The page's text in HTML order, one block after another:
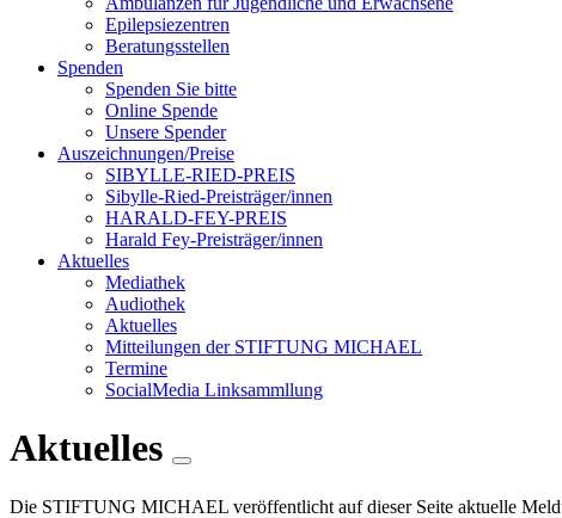
Epilepsiezentren
Beratungsstellen
Spenden
Spenden Sie bitte
Online Spende
Unsere Spender
Auszeichnungen/Preise
SIBYLLE-RIED-PREIS
Sibylle-Ried-Preisträger/innen
HARALD-FEY-PREIS
Harald Fey-Preisträger/innen
Aktuelles
Mediathek
Audiothek
Aktuelles
Mitteilungen der STIFTUNG MICHAEL
Termine
SocialMedia Linksammllung
Aktuelles
Die STIFTUNG MICHAEL veröffentlicht auf dieser Seite aktuelle